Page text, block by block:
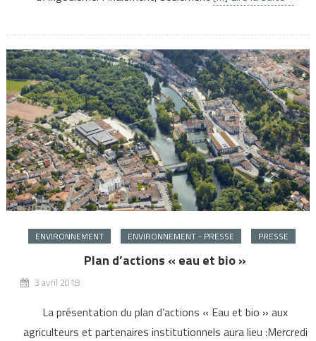
ENVIRONNEMENT ENVIRONNEMENT - PRESSE PRESSE
Plan d’actions « eau et bio »
3 avril 2018
La présentation du plan d’actions « Eau et bio » aux
agriculteurs et partenaires institutionnels aura lieu :Mercredi